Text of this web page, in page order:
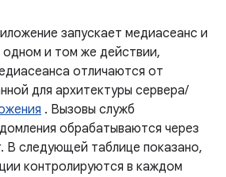
запускает медиасеанс и
и том же действии,
отличаются от
для архитектуры сервера/
. Вызовы служб
обрабатываются через
В следующей таблице показано,
контролируются в каждом